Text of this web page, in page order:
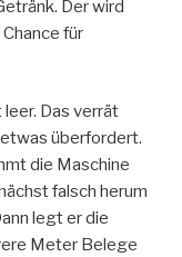
Der wird
für
Das verrät
überfordert.
die Maschine
falsch herum
legt er die
Meter Belege